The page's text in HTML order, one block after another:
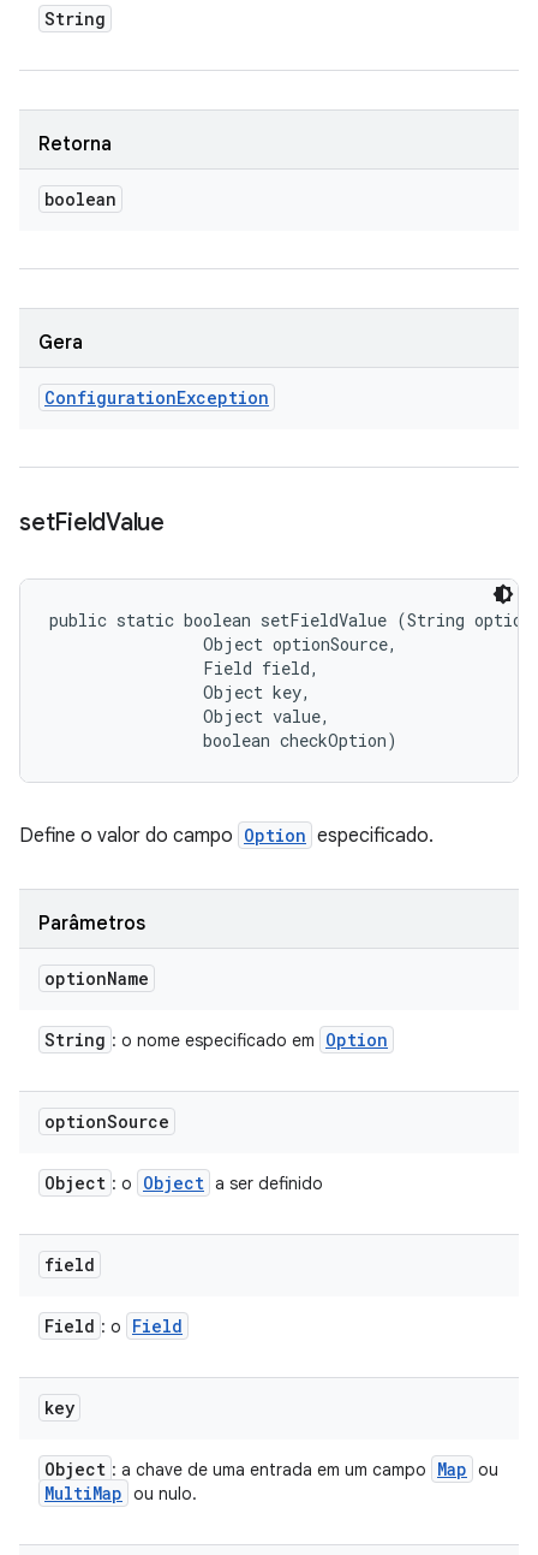
String
Retorna
boolean
Gera
ConfigurationException
setFieldValue
public static boolean setFieldValue (String
                Object optionSource,
                Field field,
                Object key,
                Object value,
                boolean checkOption)
Define o valor do campo Option especificado.
Parâmetros
optionName
String : o nome especificado em Option
optionSource
Object : o Object a ser definido
field
Field : o Field
key
Object : a chave de uma entrada em um campo Map ou
MultiMap ou nulo.